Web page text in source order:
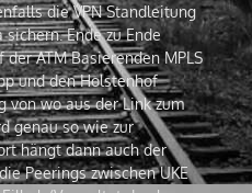
die VPN Standleitung
Ende zu Ende
ATM Basierenden MPLS
und den Holstenhof
von wo aus der Link zum
genau so wie zur
hängt dann auch der
Peerings zwischen UKE